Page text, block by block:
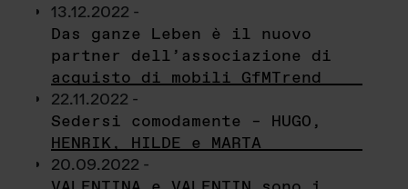
13.12.2022 -
Das ganze Leben è il nuovo
partner dell’associazione di
acquisto di mobili GfMTrend
22.11.2022 -
Sedersi comodamente – HUGO,
HENRIK, HILDE e MARTA
20.09.2022 -